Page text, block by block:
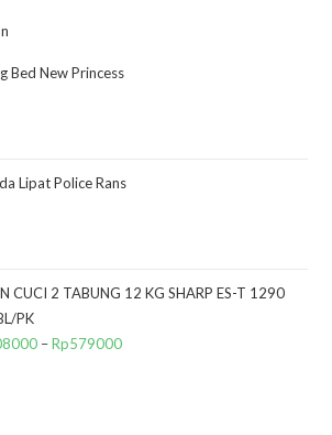
Bed New Princess
Lipat Police Rans
CUCI 2 TABUNG 12 KG SHARP ES-T 1290
PK
–Rp579000